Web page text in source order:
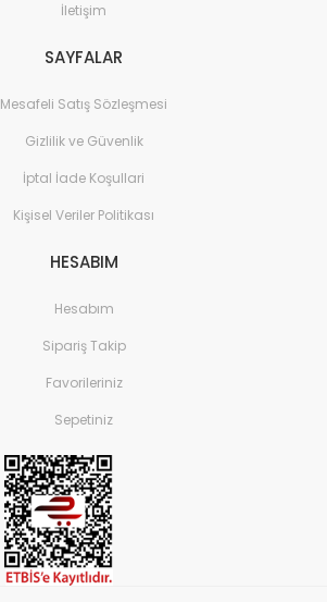
İletişim
SAYFALAR
Mesafeli Satış Sözleşmesi
Gizlilik ve Güvenlik
İptal İade Koşullari
Kişisel Veriler Politikası
HESABIM
Hesabım
Sipariş Takip
Favorileriniz
Sepetiniz